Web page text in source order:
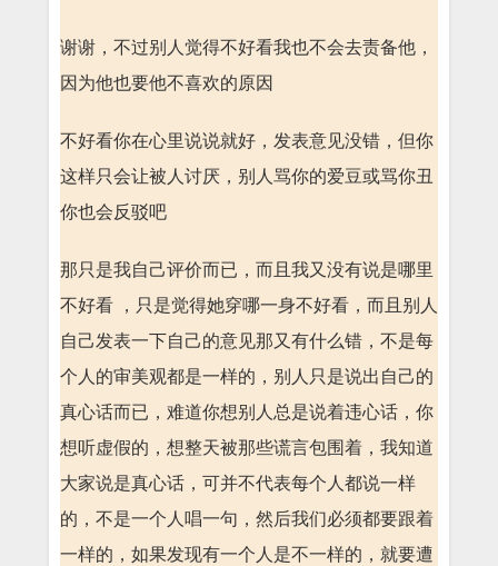
谢谢，不过别人觉得不好看我也不会去责备他，
因为他也要他不喜欢的原因
不好看你在心里说说就好，发表意见没错，但你
这样只会让被人讨厌，别人骂你的爱豆或骂你丑
你也会反驳吧
那只是我自己评价而已，而且我又没有说是哪里
不好看 ，只是觉得她穿哪一身不好看，而且别人
自己发表一下自己的意见那又有什么错，不是每
个人的审美观都是一样的，别人只是说出自己的
真心话而已，难道你想别人总是说着违心话，你
想听虚假的，想整天被那些谎言包围着，我知道
大家说是真心话，可并不代表每个人都说一样
的，不是一个人唱一句，然后我们必须都要跟着
一样的，如果发现有一个人是不一样的，就要遭